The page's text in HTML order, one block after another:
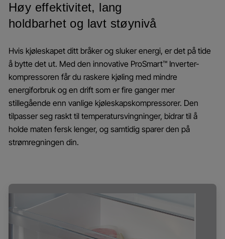
Høy effektivitet, lang
holdbarhet og lavt støynivå
Hvis kjøleskapet ditt bråker og sluker energi, er det på tide
å bytte det ut. Med den innovative ProSmart™ Inverter-
kompressoren får du raskere kjøling med mindre
energiforbruk og en drift som er fire ganger mer
stillegående enn vanlige kjøleskapskompressorer. Den
tilpasser seg raskt til temperatursvingninger, bidrar til å
holde maten fersk lenger, og samtidig sparer den på
strømregningen din.